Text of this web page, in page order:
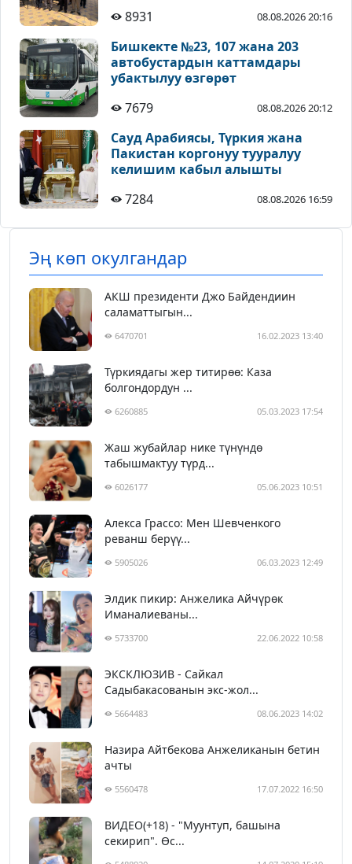
8931
08.08.2026 20:16
Бишкекте №23, 107 жана 203
автобустардын каттамдары
убактылуу өзгөрөт
7679
08.08.2026 20:12
Сауд Арабиясы, Түркия жана
Пакистан коргонуу тууралуу
келишим кабыл алышты
7284
08.08.2026 16:59
Эң көп окулгандар
АКШ президенти Джо Байдендиин
саламаттыгын...
6470701 16.02.2023 13:40
Түркиядагы жер титирөө: Каза
болгондордун ...
6260885 05.03.2023 17:54
Жаш жубайлар нике түнүндө
табышмактуу түрд...
6026177 05.06.2023 10:51
Алекса Грассо: Мен Шевченкого
реванш берүү...
5905026 06.03.2023 12:49
Элдик пикир: Анжелика Айчүрөк
Иманалиеваны...
5733700 22.06.2022 10:58
ЭКСКЛЮЗИВ - Сайкал
Садыбакасованын экс-жол...
5664483 08.06.2023 14:02
Назира Айтбекова Анжеликанын бетин
ачты
5560478 17.07.2022 16:50
ВИДЕО(+18) - "Муунтуп, башына
секирип". Өс...